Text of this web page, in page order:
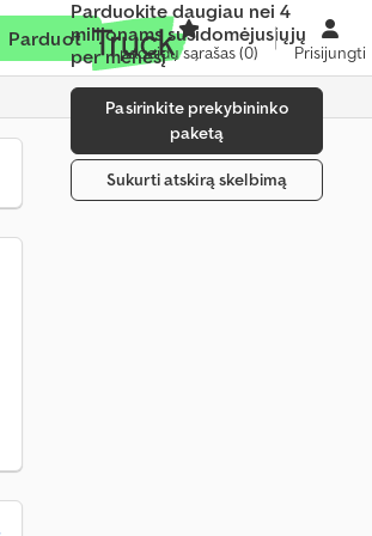
Parduoti
pageidų sąrašas(0) Prisijungti
Parduokite daugiau nei 4
milijonams susidomėjusiųjų
per mėnesį
Pasirinkite prekybininko
paketą
Sukurti atskirą skelbimą